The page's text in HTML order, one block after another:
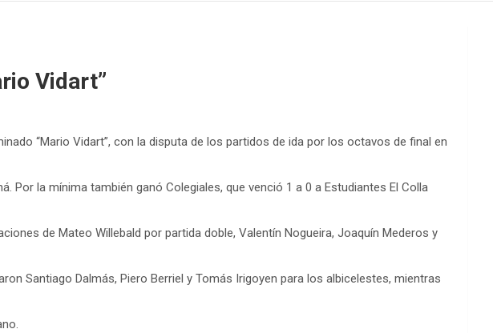
Vidart”
“Mario Vidart”, con la disputa de los partidos de ida por los octavos de final en
Por la mínima también ganó Colegiales, que venció 1 a 0 a Estudiantes El Colla
de Mateo Willebald por partida doble, Valentín Nogueira, Joaquín Mederos y
Santiago Dalmás, Piero Berriel y Tomás Irigoyen para los albicelestes, mientras